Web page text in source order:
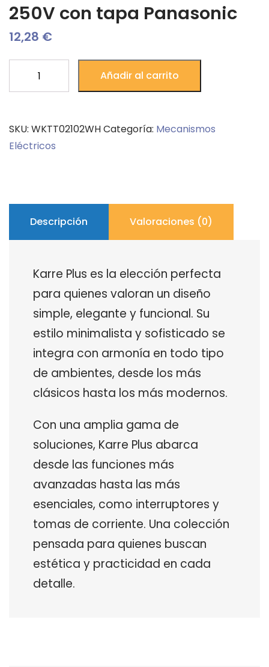
250V con tapa Panasonic
12,28 €
16A
250V
Panasonic
cantidad
Añadir al carrito
SKU: WKTT02102WHCategoría: Mecanismos
Eléctricos
Descripción Valoraciones (0)
Karre Plus es la elección perfecta
para quienes valoran un diseño
simple, elegante y funcional. Su
estilo minimalista y sofisticado se
integra con armonía en todo tipo
de ambientes, desde los más
clásicos hasta los más modernos.
Con una amplia gama de
soluciones, Karre Plus abarca
desde las funciones más
avanzadas hasta las más
esenciales, como interruptores y
tomas de corriente. Una colección
pensada para quienes buscan
estética y practicidad en cada
detalle.